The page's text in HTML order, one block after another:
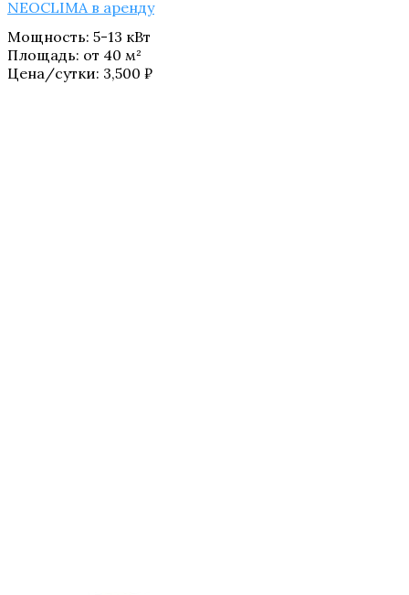
NEOCLIMA в аренду
Мощность: 5-13 кВт
Площадь: от 40 м²
Цена/сутки: 3,500 ₽